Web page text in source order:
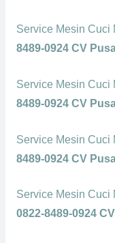
Service Mesin Cuci
8489-0924 CV
Service Mesin Cuci
8489-0924 CV
Service Mesin Cuci
8489-0924 CV
Service Mesin Cuci
0822-8489-0924